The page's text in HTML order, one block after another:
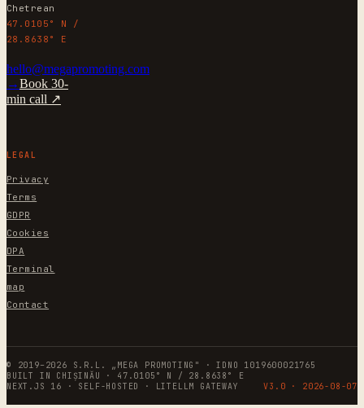
Chetrean
47.0105° N /
28.8638° E
hello@megapromoting.com
→Book 30-
min call ↗
LEGAL
Privacy
Terms
GDPR
Cookies
DPA
Terminal
map
Contact
© 2019–2026 S.R.L. „MEGA PROMOTING" · IDNO 1019600021765
BUILT IN CHIȘINĂU · 47.0105° N / 28.8638° E
NEXT.JS 16 · SELF-HOSTED · LITELLM GATEWAY
V3.0 · 2026-08-07